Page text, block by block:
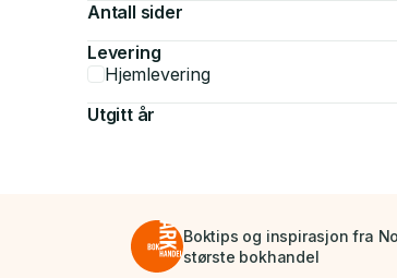
Antall sider
Levering
Hjemlevering
Utgitt år
Boktips og inspirasjon fra
største bokhandel